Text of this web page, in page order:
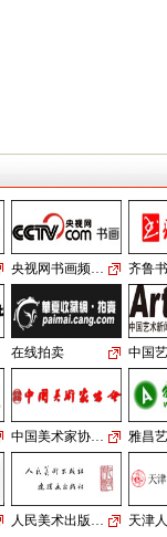
面向全国征
2015年8月
第26期）
01版：《名
型系列丛书
稿！ 0… [全
2015年7月
第25期）
01版：《名
型系列丛书
2015年6月
第24期）
01版：《
型系列丛书
稿！ 0… [全
央视网书画频… 齐鲁
在线拍卖 中国
中国美术家协… 雅昌
人民美术出版… 天津